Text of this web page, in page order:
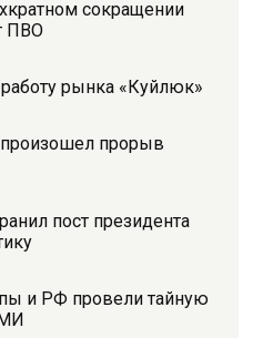
сокращении
ПВО
рынка «Куйлюк»
произошел прорыв
пост президента
и РФ провели тайную